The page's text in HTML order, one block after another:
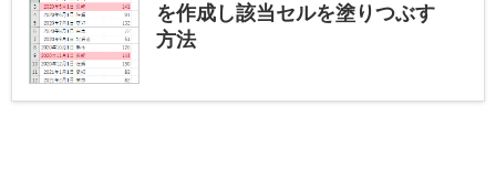
を作成し該当セルを塗りつぶす
方法